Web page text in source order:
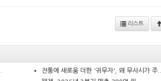
리스트
전통에 새로움 더한 '귀무자', 왜 무사시가 주...